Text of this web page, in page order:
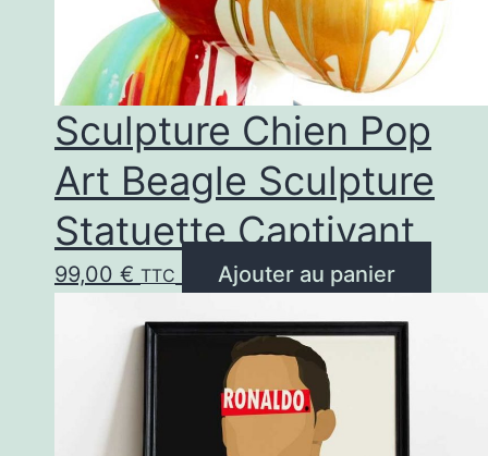
Sculpture Chien Pop
Art Beagle Sculpture
Statuette Captivant
99,00 € TTC Ajouter au panier